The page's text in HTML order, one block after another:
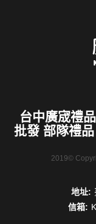
台中廣宬禮
批發 部隊禮
2019©
地址:
信箱: